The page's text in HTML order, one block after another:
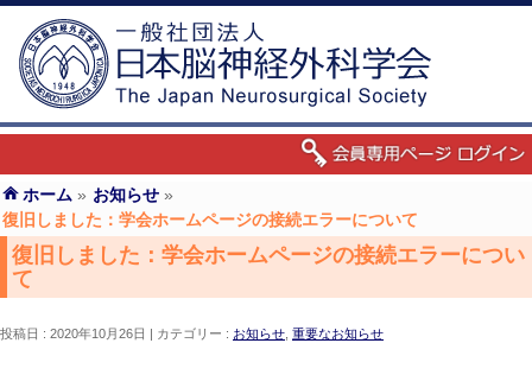
ホーム » お知らせ »
復旧しました：学会ホームページの接続エラーについて
復旧しました：学会ホームページの接続エラーについ
て
投稿日 : 2020年10月26日 カテゴリー : お知らせ 重要なお知らせ